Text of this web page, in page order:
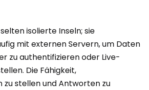
isolierte Inseln; sie
mit externen Servern, um Daten
zu authentifizieren oder Live-
Die Fähigkeit,
zu stellen und Antworten zu